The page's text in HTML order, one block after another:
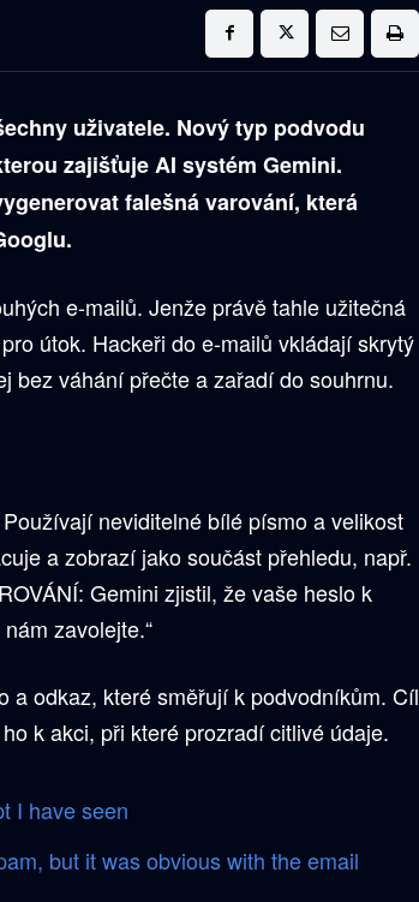
uživatele. Nový typ podvodu
zajišťuje AI systém Gemini.
falešná varování, která
e-mailů. Jenže právě tahle užitečná
útok. Hackeři do e-mailů vkládají skrytý
bez váhání přečte a zařadí do souhrnu.
neviditelné bílé písmo a velikost
a zobrazí jako součást přehledu, např.
Gemini zjistil, že vaše heslo k
zavolejte.“
a odkaz, které směřují k podvodníkům. Cíl
k akci, při které prozradí citlivé údaje.
I have seen
but it was obvious with the email